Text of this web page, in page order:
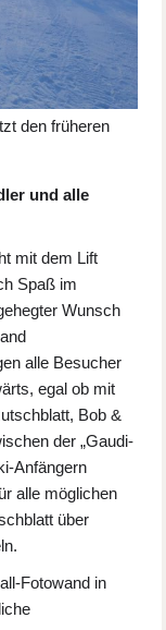
den früheren
und alle
mit dem Lift
Spaß im
Wunsch
alle Besucher
egal ob mit
Bob &
der „Gaudi-
Anfängern
alle möglichen
über
Fotowand in